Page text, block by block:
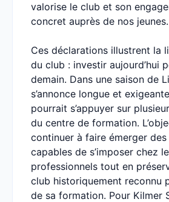
valorise le club et son
concret auprès de nos
Ces déclarations illustrent la
du club : investir aujourd’hui
demain. Dans une saison de
s’annonce longue et
pourrait s’appuyer sur
du centre de formation.
continuer à faire émerger des
capables de s’imposer chez
professionnels tout en
club historiquement reconnu
de sa formation. Pour Kilmer